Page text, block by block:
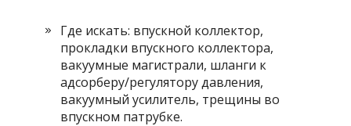
Где искать: впускной коллектор,
прокладки впускного коллектора,
вакуумные магистрали, шланги к
адсорберу/регулятору давления,
вакуумный усилитель, трещины во
впускном патрубке.